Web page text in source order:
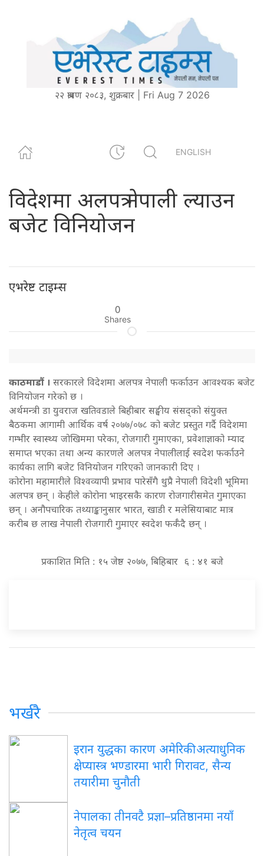
२२ श्रावण २०८३, शुक्रबार | Fri Aug 7 2026
ENGLISH
विदेशमा अलपत्र नेपाली ल्याउन
बजेट विनियोजन
एभरेष्ट टाइम्स
0
Shares
काठमाडाैं । सरकारले विदेशमा अलपत्र नेपाली फर्काउन आवश्यक बजेट
विनियोजन गरेको छ ।
अर्थमन्त्री डा युवराज खतिवडाले बिहीबार सङ्घीय संसद्को संयुक्त
बैठकमा आगामी आर्थिक वर्ष २०७७/०७८ को बजेट प्रस्तुत गर्दै विदेशमा
गम्भीर स्वास्थ्य जोखिममा परेका, रोजगारी गुमाएका, प्रवेशाज्ञाको म्याद
समाप्त भएका तथा अन्य कारणले अलपत्र नेपालीलाई स्वदेश फर्काउने
कार्यका लागि बजेट विनियोजन गरिएको जानकारी दिए ।
कोरोना महामारीले विश्वव्यापी प्रभाव पारेसँगै थुप्रै नेपाली विदेशी भूमिमा
अलपत्र छन् । केहीले कोरोना भाइरसकै कारण रोजगारीसमेत गुमाएका
छन् । अनौपचारिक तथ्याङ्कानुसार भारत, खाडी र मलेसियाबाट मात्र
करीब छ लाख नेपाली रोजगारी गुमाएर स्वदेश फर्कँदै छन् ।
प्रकाशित मिति : १५ जेष्ठ २०७७, बिहिबार ६ : ४१ बजे
भर्खरै
इरान युद्धका कारण अमेरिकी अत्याधुनिक
क्षेप्यास्त्र भण्डारमा भारी गिरावट, सैन्य
तयारीमा चुनौती
नेपालका तीनवटै प्रज्ञा–प्रतिष्ठानमा नयाँ
नेतृत्व चयन